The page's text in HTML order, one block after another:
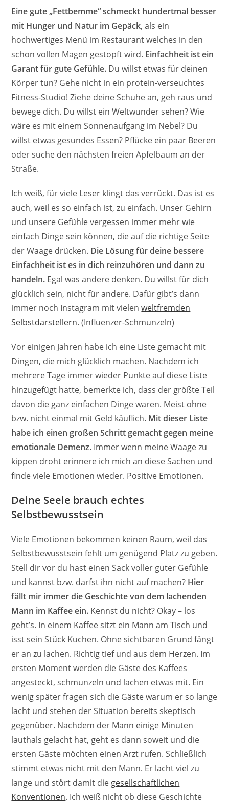
Eine gute „Fettbemme“ schmeckt hundertmal besser
mit Hunger und Natur im Gepäck, als ein
hochwertiges Menü im Restaurant welches in den
schon vollen Magen gestopft wird. Einfachheit ist ein
Garant für gute Gefühle. Du willst etwas für deinen
Körper tun? Gehe nicht in ein protein-verseuchtes
Fitness-Studio! Ziehe deine Schuhe an, geh raus und
bewege dich. Du willst ein Weltwunder sehen? Wie
wäre es mit einem Sonnenaufgang im Nebel? Du
willst etwas gesundes Essen? Pflücke ein paar Beeren
oder suche den nächsten freien Apfelbaum an der
Straße.
Ich weiß, für viele Leser klingt das verrückt. Das ist es
auch, weil es so einfach ist, zu einfach. Unser Gehirn
und unsere Gefühle vergessen immer mehr wie
einfach Dinge sein können, die auf die richtige Seite
der Waage drücken. Die Lösung für deine bessere
Einfachheit ist es in dich reinzuhören und dann zu
handeln. Egal was andere denken. Du willst für dich
glücklich sein, nicht für andere. Dafür gibt’s dann
immer noch Instagram mit vielenweltfremden
Selbstdarstellern. (Influenzer-Schmunzeln)
Vor einigen Jahren habe ich eine Liste gemacht mit
Dingen, die mich glücklich machen. Nachdem ich
mehrere Tage immer wieder Punkte auf diese Liste
hinzugefügt hatte, bemerkte ich, dass der größte Teil
davon die ganz einfachen Dinge waren. Meist ohne
bzw. nicht einmal mit Geld käuflich. Mit dieser Liste
habe ich einen großen Schritt gemacht gegen meine
emotionale Demenz. Immer wenn meine Waage zu
kippen droht erinnere ich mich an diese Sachen und
finde viele Emotionen wieder. Positive Emotionen.
Deine Seele brauch echtes
Selbstbewusstsein
Viele Emotionen bekommen keinen Raum, weil das
Selbstbewusstsein fehlt um genügend Platz zu geben.
Stell dir vor du hast einen Sack voller guter Gefühle
und kannst bzw. darfst ihn nicht auf machen? Hier
fällt mir immer die Geschichte von dem lachenden
Mann im Kaffee ein. Kennst du nicht? Okay – los
geht’s. In einem Kaffee sitzt ein Mann am Tisch und
isst sein Stück Kuchen. Ohne sichtbaren Grund fängt
er an zu lachen. Richtig tief und aus dem Herzen. Im
ersten Moment werden die Gäste des Kaffees
angesteckt, schmunzeln und lachen etwas mit. Ein
wenig später fragen sich die Gäste warum er so lange
lacht und stehen der Situation bereits skeptisch
gegenüber. Nachdem der Mann einige Minuten
lauthals gelacht hat, geht es dann soweit und die
ersten Gäste möchten einen Arzt rufen. Schließlich
stimmt etwas nicht mit den Mann. Er lacht viel zu
lange und stört damit die gesellschaftlichen
Konventionen. Ich weiß nicht ob diese Geschichte